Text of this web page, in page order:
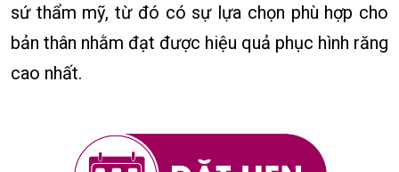
sứ thẩm mỹ, từ đó có sự lựa chọn phù hợp cho
bản thân nhằm đạt được hiệu quả phục hình răng
cao nhất.